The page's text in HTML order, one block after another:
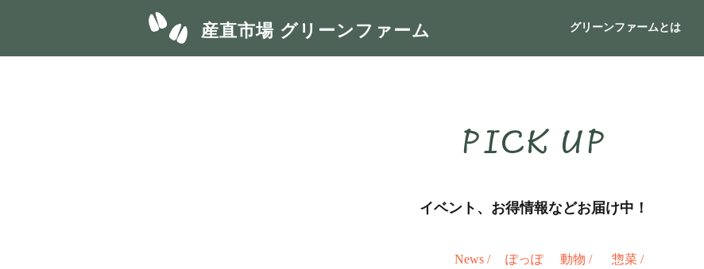
産直市場 グリーンファーム グリーンファームとは
PICK UP
イベント、お得情報などお届け中！
News /
ぽっぽ
動物 / 惣菜 /